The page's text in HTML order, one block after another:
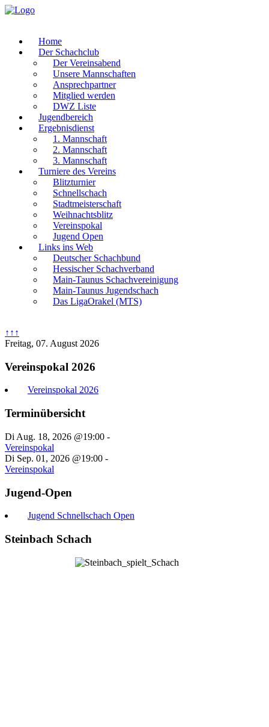
Home
Der Schachclub
Der Vereinsabend
Unsere Mannschaften
Ansprechpartner
Mitglied werden
DWZ Liste
Jugendbereich
Ergebnisdienst
1. Mannschaft
2. Mannschaft
3. Mannschaft
Turniere des Vereins
Blitzturnier
Schnellschach
Stadtmeisterschaft
Weihnachtsblitz
Vereinspokal
Jugend Open
Links ins Web
Deutscher Schachbund
Hessischer Schachverband
Main-Taunus Schachvereinigung
Main-Taunus Jugendschach
Das LigaOrakel (MTS)
↑↑↑
Freitag, 07. August 2026
Vereinspokal 2026
Vereinspokal 2026
Terminübersicht
Di Aug. 18, 2026 @19:00 -
Vereinspokal
Di Sep. 01, 2026 @19:00 -
Vereinspokal
Jugend-Open
Jugend Schnellschach Open
Steinbach Schach